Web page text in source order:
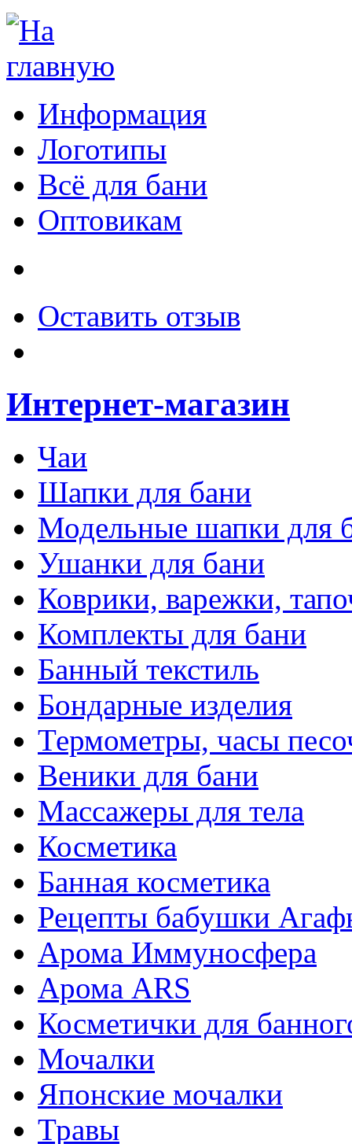
Информация
Логотипы
Всё для бани
Оптовикам
Оставить отзыв
Интернет-магазин
Чаи
Шапки для бани
Модельные шапки для
Ушанки для бани
Коврики, варежки,
Комплекты для бани
Банный текстиль
Бондарные изделия
Термометры, часы
Веники для бани
Массажеры для тела
Косметика
Банная косметика
Рецепты бабушки
Арома Иммуносфера
Арома ARS
Косметички для
Мочалки
Японские мочалки
Травы